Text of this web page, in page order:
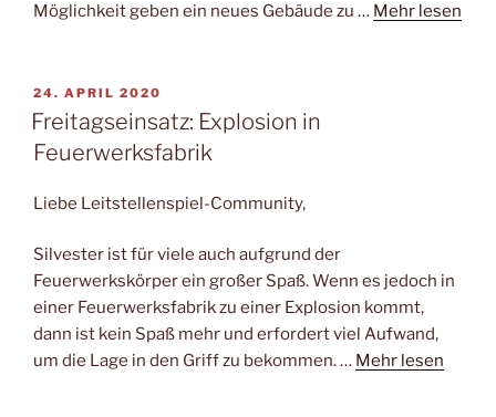
Möglichkeit geben ein neues Gebäude zu … Mehr lesen
VERÖFFENTLICHT
AM
24. APRIL 2020
Freitagseinsatz: Explosion in
Feuerwerksfabrik
Liebe Leitstellenspiel-Community,
Silvester ist für viele auch aufgrund der
Feuerwerkskörper ein großer Spaß. Wenn es jedoch in
einer Feuerwerksfabrik zu einer Explosion kommt,
dann ist kein Spaß mehr und erfordert viel Aufwand,
um die Lage in den Griff zu bekommen. … Mehr lesen